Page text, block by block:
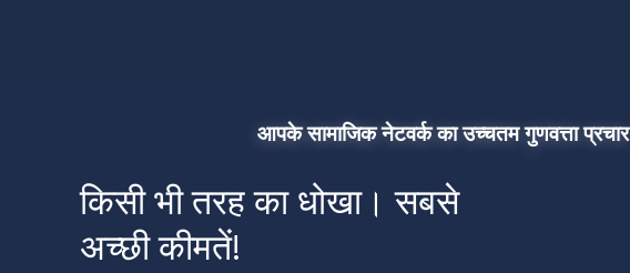
आपके सामाजिक नेटवर्क का उच्चतम गुणवत्ता प्रचार
किसी भी तरह का धोखा। सबसे
अच्छी कीमतें!